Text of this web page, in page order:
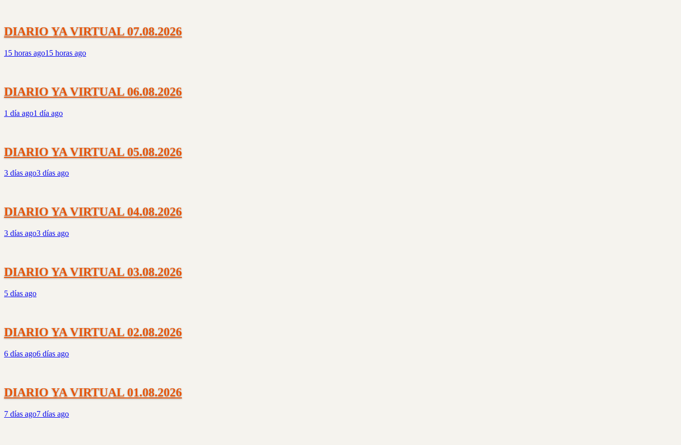
DIARIO YA VIRTUAL 07.08.2026
15 horas ago15 horas ago
DIARIO YA VIRTUAL 06.08.2026
1 día ago1 día ago
DIARIO YA VIRTUAL 05.08.2026
3 días ago3 días ago
DIARIO YA VIRTUAL 04.08.2026
3 días ago3 días ago
DIARIO YA VIRTUAL 03.08.2026
5 días ago
DIARIO YA VIRTUAL 02.08.2026
6 días ago6 días ago
DIARIO YA VIRTUAL 01.08.2026
7 días ago7 días ago